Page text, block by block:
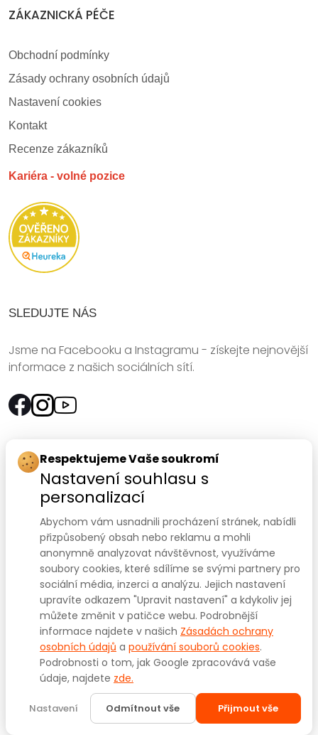
ZÁKAZNICKÁ PÉČE
Obchodní podmínky
Zásady ochrany osobních údajů
Nastavení cookies
Kontakt
Recenze zákazníků
Kariéra - volné pozice
SLEDUJTE NÁS
Jsme na Facebooku a Instagramu - získejte nejnovější
informace z našich sociálních sítí.
Rychlý kontakt:
SANOMED, spol. s r.o.
Palackého třída 240/75
612 00 Brno-Královo Pole
Prodejna:+420 541 422 911,+420 541 422 912
e-mail:prodejna@sanomed.cz
E-shop:+420 739 079 275
e-mail:eshop@sanomed.cz
Copyright © 2025www.sanomed.cz
vyhrazena.
Created by
Respektujeme Vaše soukromí
Nastavení souhlasu s
personalizací
Abychom vám usnadnili procházení stránek, nabídli
přizpůsobený obsah nebo reklamu a mohli
anonymně analyzovat návštěvnost, využíváme
soubory cookies, které sdílíme se svými partnery pro
sociální média, inzerci a analýzu. Jejich nastavení
upravíte odkazem "Upravit nastavení" a kdykoliv jej
můžete změnit v patičce webu. Podrobnější
informace najdete v našich Zásadách ochrany
osobních údajů a používání souborů cookies.
Podrobnosti o tom, jak Google zpracovává vaše
údaje, najdete zde.
Nastavení Odmítnout vše Přijmout vše